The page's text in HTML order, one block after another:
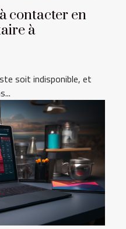
contacter en
à
soit indisponible, et